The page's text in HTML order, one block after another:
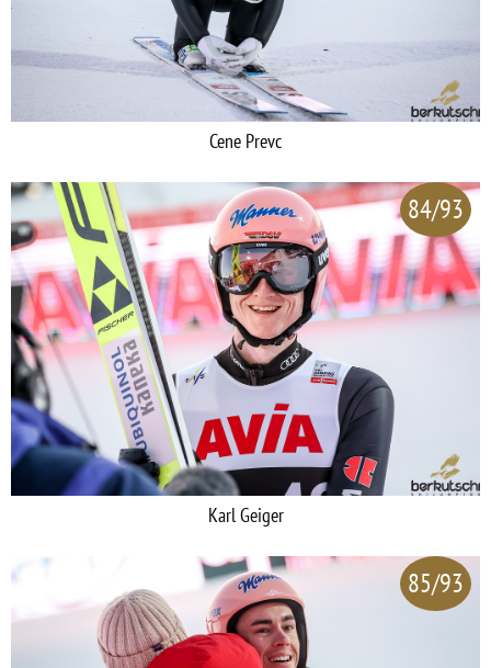
Cene Prevc
84/93
Karl Geiger
85/93